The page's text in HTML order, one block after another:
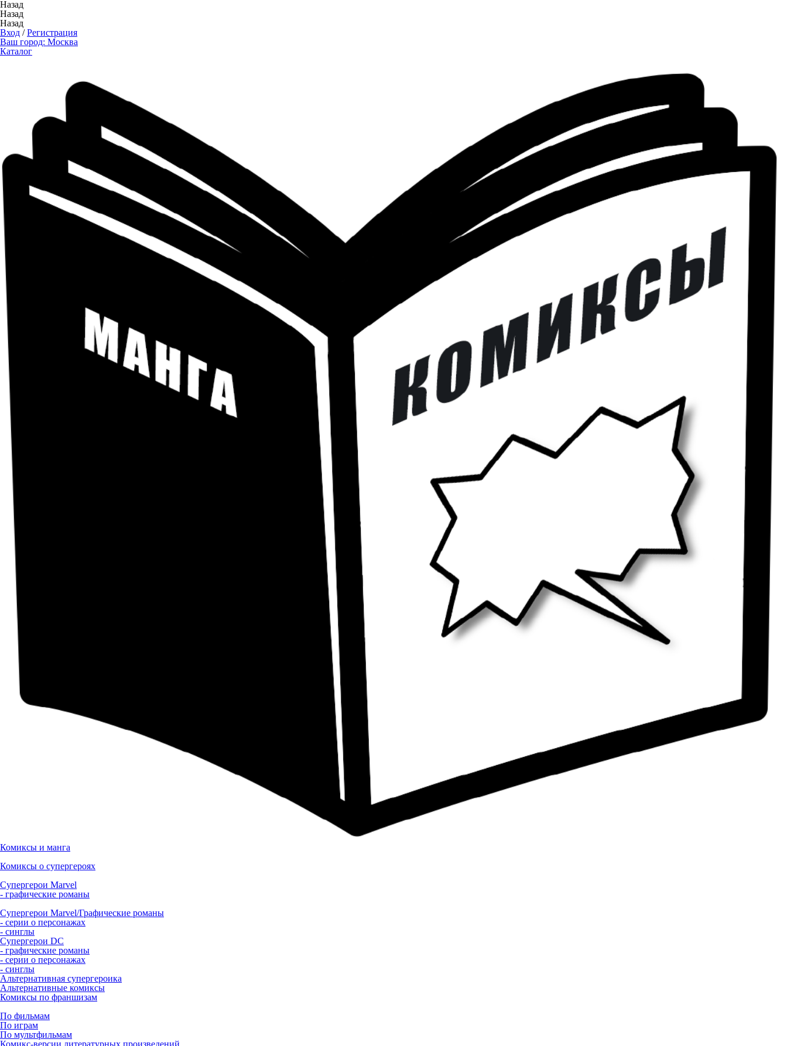
Назад
Назад
Назад
Вход /Регистрация
Ваш город: Москва
Каталог
Комиксы и манга
Комиксы о супергероях
Супергерои Marvel
- графические романы
Супергерои Marvel/Графические романы
- серии о персонажах
- синглы
Супергерои DC
- графические романы
- серии о персонажах
- синглы
Альтернативная супергероика
Альтернативные комиксы
Комиксы по франшизам
По фильмам
По играм
По мультфильмам
Комикс-версии литературных произведений